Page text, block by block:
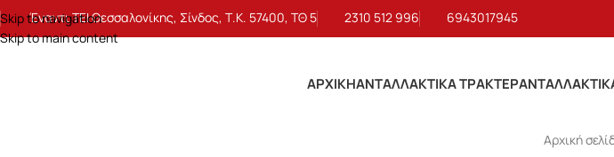
Skip to navigation
Skip to main content
Έναντι ΤΕΙ Θεσσαλονίκης, Σίνδος, Τ.Κ. 57400, ΤΘ 5 2310 512 996 6943017945
ΑΡΧΙΚΉΑΝΤΑΛΛΑΚΤΙΚΑ ΤΡΑΚΤΕΡ
Αρχική